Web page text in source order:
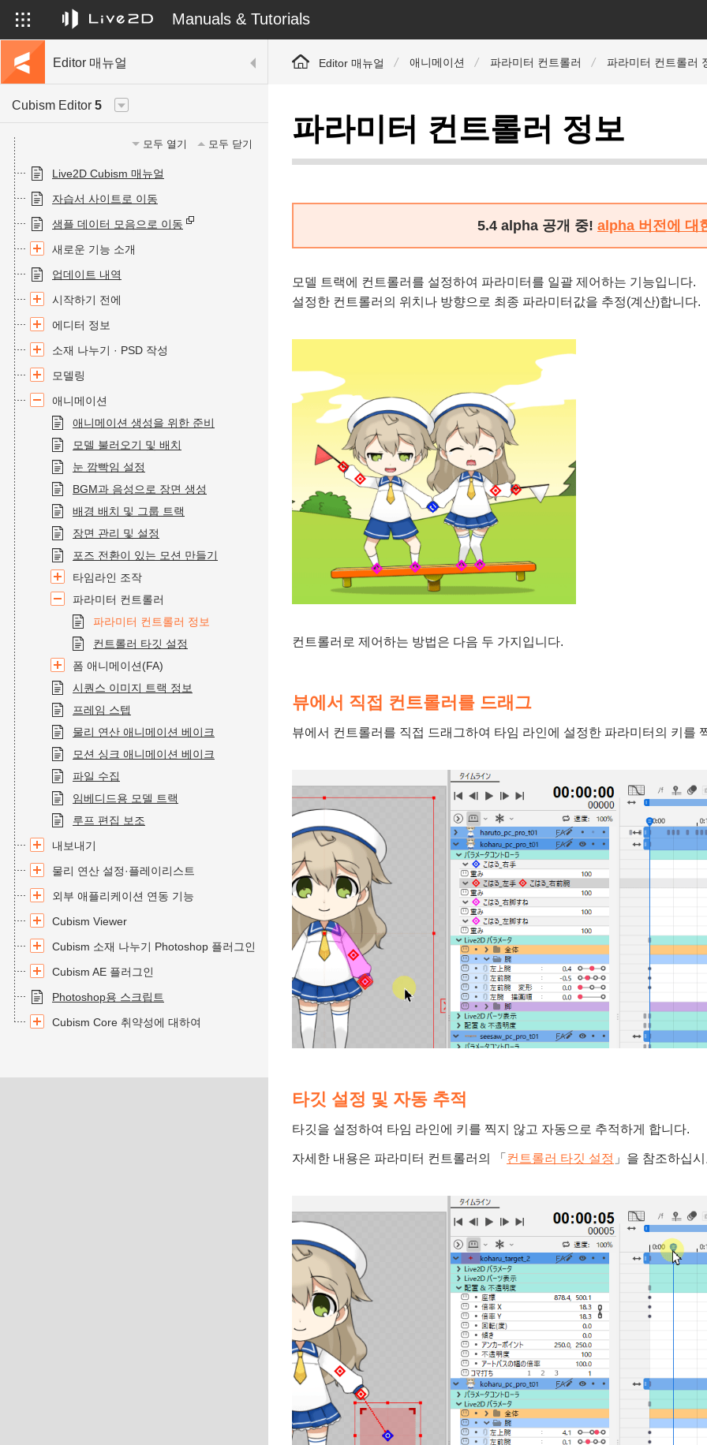
Manuals & Tutorials
Editor 매뉴얼
Cubism Editor 5
모두 열기 모두 닫기
Live2D Cubism 매뉴얼
자습서 사이트로 이동
샘플 데이터 모음으로 이동
새로운 기능 소개
업데이트 내역
시작하기 전에
에디터 정보
소재 나누기 · PSD 작성
모델링
애니메이션
애니메이션 생성을 위한 준비
모델 불러오기 및 배치
눈 깜빡임 설정
BGM과 음성으로 장면 생성
배경 배치 및 그룹 트랙
장면 관리 및 설정
포즈 전환이 있는 모션 만들기
타임라인 조작
파라미터 컨트롤러
파라미터 컨트롤러 정보
컨트롤러 타깃 설정
폼 애니메이션(FA)
시퀀스 이미지 트랙 정보
프레임 스텝
물리 연산 애니메이션 베이크
모션 싱크 애니메이션 베이크
파일 수집
임베디드용 모델 트랙
루프 편집 보조
내보내기
물리 연산 설정·플레이리스트
외부 애플리케이션 연동 기능
Cubism Viewer
Cubism 소재 나누기 Photoshop 플러그인
Cubism AE 플러그인
Photoshop용 스크립트
Cubism Core 취약성에 대하여
Editor 매뉴얼 애니메이션 파라미터 컨트롤러 파라미터 컨트롤러
파라미터 컨트롤러 정보
5.4 alpha 공개 중! alpha 버전에 대
모델 트랙에 컨트롤러를 설정하여 파라미터를 일괄 제어하는 기능입니다.
설정한 컨트롤러의 위치나 방향으로 최종 파라미터값을 추정(계산)합니다.
컨트롤러로 제어하는 방법은 다음 두 가지입니다.
뷰에서 직접 컨트롤러를 드래그
뷰에서 컨트롤러를 직접 드래그하여 타임 라인에 설정한 파라미터의 키를
타깃 설정 및 자동 추적
타깃을 설정하여 타임 라인에 키를 찍지 않고 자동으로 추적하게 합니다.
자세한 내용은 파라미터 컨트롤러의 「 컨트롤러 타깃 설정 」을 참조하십